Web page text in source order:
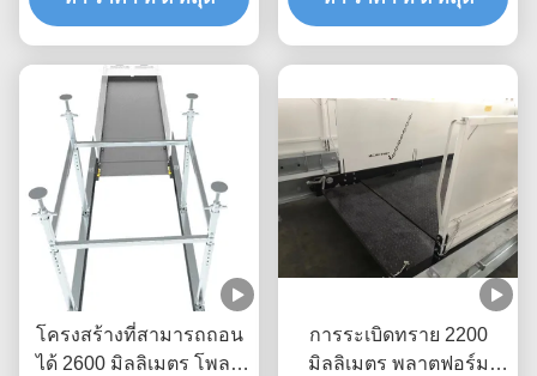
โครงสร้างที่สามารถถอน
ได้ 2600 มิลลิเมตร โพลต
การระเบิดทราย 2200
มิลลิเมตร พลาตฟอร์ม